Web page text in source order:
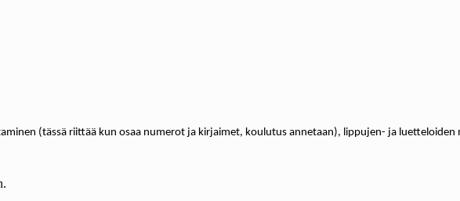
(tässä riittää kun osaa numerot ja kirjaimet, koulutus annetaan), lippujen- ja